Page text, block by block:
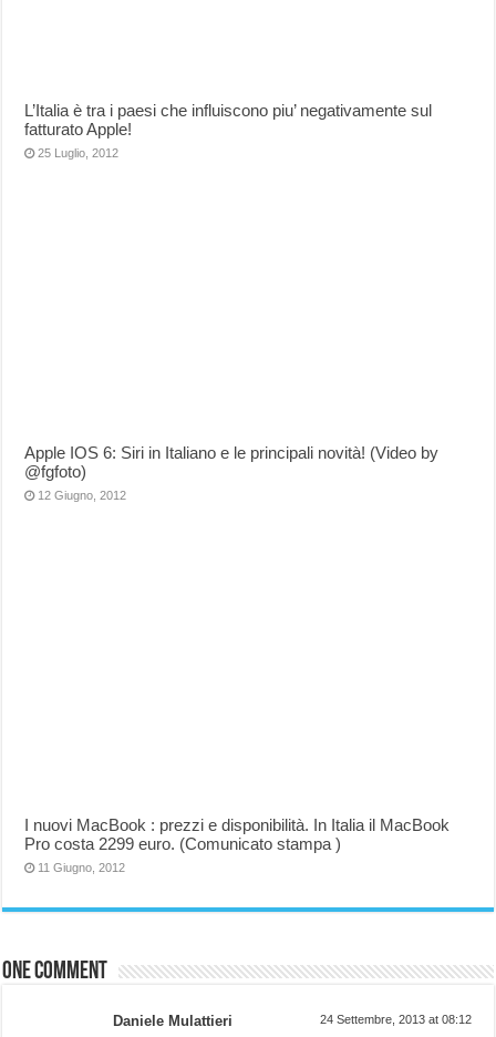
L’Italia è tra i paesi che influiscono piu’ negativamente sul
fatturato Apple!
25 Luglio, 2012
Apple IOS 6: Siri in Italiano e le principali novità! (Video by
@fgfoto)
12 Giugno, 2012
I nuovi MacBook : prezzi e disponibilità. In Italia il MacBook
Pro costa 2299 euro. (Comunicato stampa )
11 Giugno, 2012
One comment
Daniele Mulattieri 24 Settembre, 2013 at 08:12